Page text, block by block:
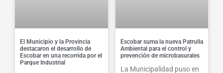
El Municipio y la Provincia
destacaron el desarrollo de
Escobar en una recorrida por el
Parque Industrial
Escobar suma la nueva Patrulla
Ambiental para el control y
prevención de microbasurales
La Municipalidad puso en